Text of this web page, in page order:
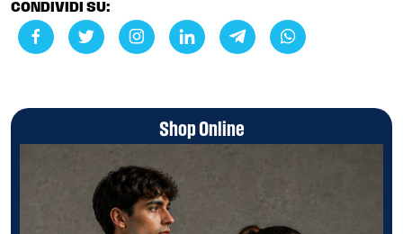
CONDIVIDI SU:
Shop Online